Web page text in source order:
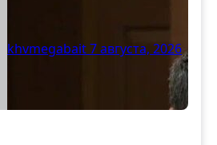
храмов
khvmegabait7 августа, 2026